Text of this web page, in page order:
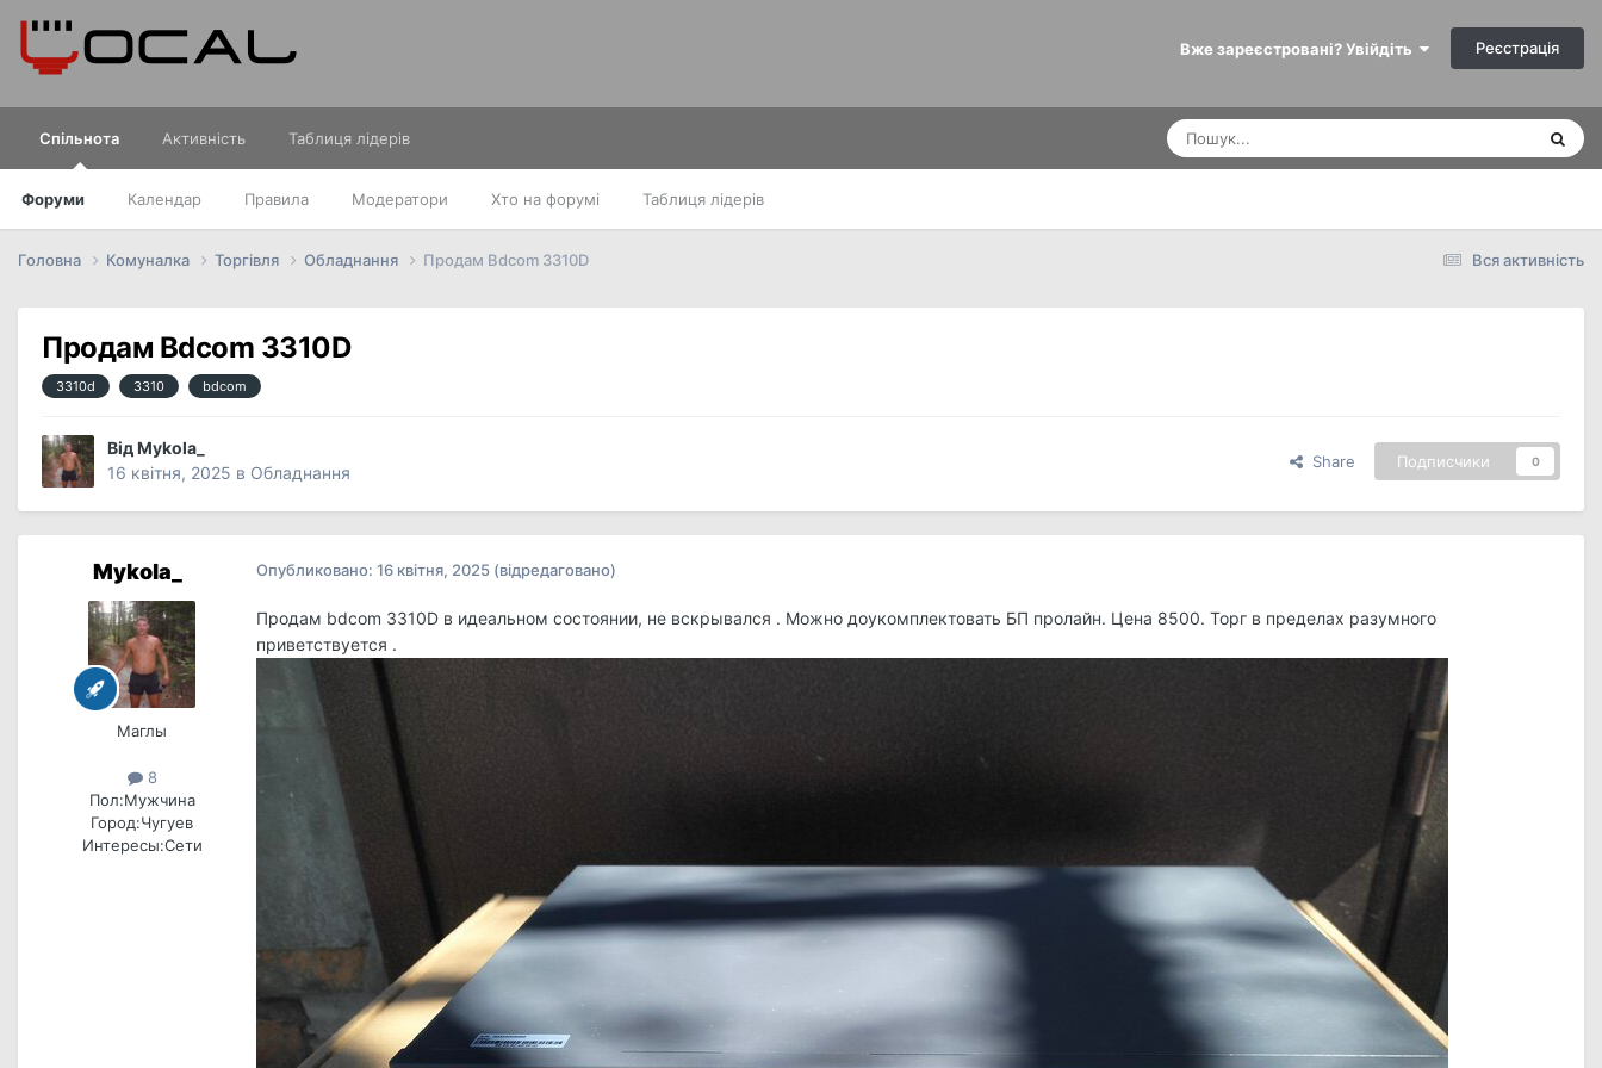
Вже зареєстровані? Увійдіть Реєстрація
Спільнота
Форуми Календар Правила Модератори Хто на форумі Таблиця лідерів
Активність Таблиця лідерів
Вся активність
Головна Комуналка Торгівля Обладнання Продам Bdcom 3310D
Продам Bdcom 3310D
3310d 3310 bdcom
ВідMykola_
16 квітня, 2025 в Обладнання
Share Подписчики 0
Mykola_
Маглы
8
Пол:Мужчина
Город:Чугуев
Интересы:Сети
Опубликовано: 16 квітня, 2025 (відредаговано)
Продам bdcom 3310D в идеальном состоянии, не вскрывался . Можно доукомплектовать БП пролайн. Цена 8500. Торг в пределах разумного
приветствуется .